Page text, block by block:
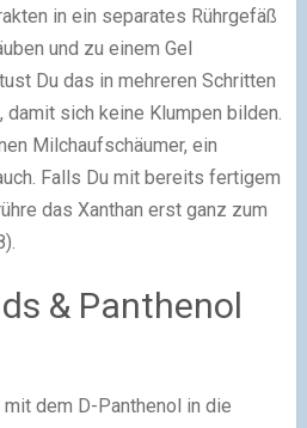
in ein separates Rührgefäß
und zu einem Gel
Du das in mehreren Schritten
sich keine Klumpen bilden.
Milchaufschäumer, ein
Falls Du mit bereits fertigem
das Xanthan erst ganz zum
& Panthenol
dem D-Panthenol in die